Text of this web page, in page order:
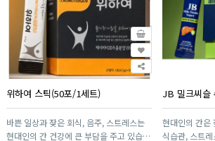
위하여 스틱(50포/1세트)
바쁜 일상과 잦은 회식, 음주, 스트레스는
현대인의 간 건강에 큰 부담을 주고 있습니
JB 밀크씨슬
현대인의 간은
식습관, 스트